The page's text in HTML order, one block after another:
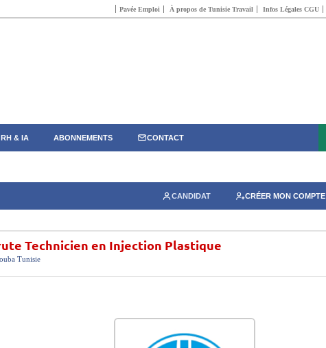
Pavée Emploi À propos de Tunisie Travail Infos Légales CGU
RH & IA ABONNEMENTS CONTACT
CANDIDAT CRÉER MON COMPTE
Technicien en Injection Plastique
Tunisie